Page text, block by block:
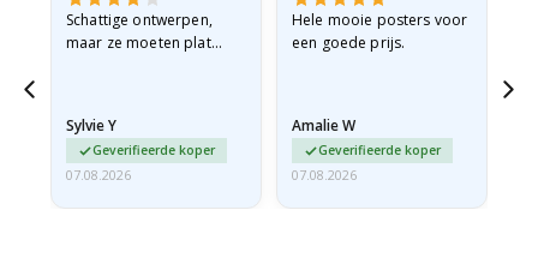
Schattige ontwerpen,
maar ze moeten plat
beetje…
Sylvie Y
Geverifieerde koper
07.08.2026
Hele mooie posters voor
een goede prijs.
Amalie W
Geverifieerde koper
07.08.2026